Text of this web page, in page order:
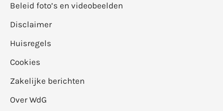
Beleid foto’s en videobeelden
Disclaimer
Huisregels
Cookies
Zakelijke berichten
Over WdG